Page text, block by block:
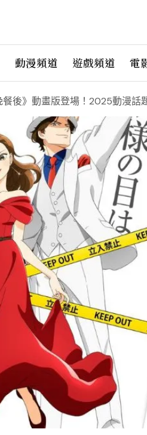
動漫頻道 遊戲頻道 電
餐後》動畫版登場！2025動漫話